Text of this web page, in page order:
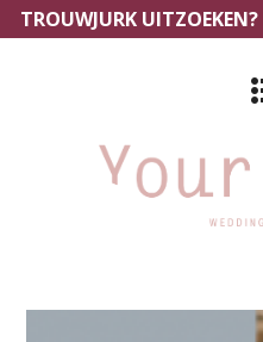
TROUWJURK UITZOEKEN?